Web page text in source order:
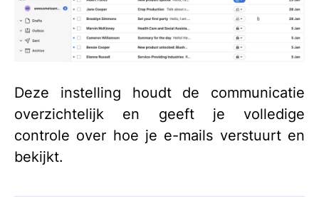
Deze instelling houdt de communicatie
overzichtelijk en geeft je volledige
controle over hoe je e-mails verstuurt en
bekijkt.